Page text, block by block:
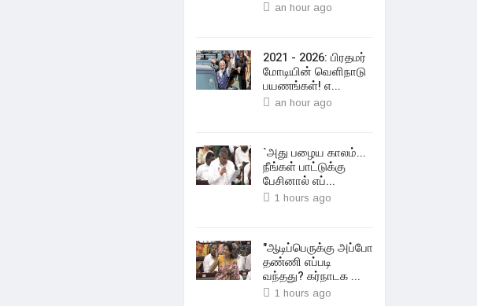
an hour ago
2021 - 2026: பிரதமர்
மோடியின் வெளிநாடு
பயணங்கள்! எ...
an hour ago
`அது பழைய காலம்...
நீங்கள் பாட்டுக்கு
பேசினால் எப்...
1 hours ago
"ஆடிப்பெருக்கு அப்போ
தண்ணி எப்படி
வந்தது? கர்நாடக ...
1 hours ago